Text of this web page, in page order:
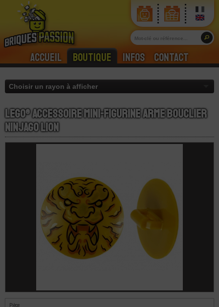
Accueil Boutique Infos Contact
LEGO® Accessoire Mini-Figurine Arme Bouclier
Ninjago Lion
Pièce